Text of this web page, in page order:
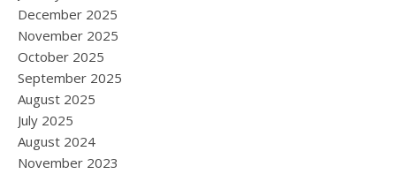
December 2025
November 2025
October 2025
September 2025
August 2025
July 2025
August 2024
November 2023